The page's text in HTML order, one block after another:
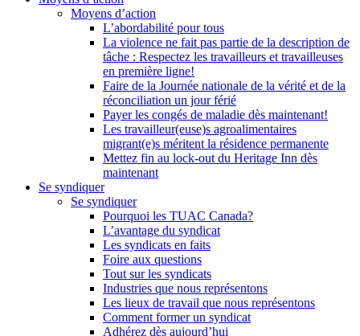
Moyens d’action
L’abordabilité pour tous
La violence ne fait pas partie de la description de
tâche : Respectez les travailleurs et travailleuses
en première ligne!
Faire de la Journée nationale de la vérité et de la
réconciliation un jour férié
Payer les congés de maladie dès maintenant!
Les travailleur(euse)s agroalimentaires
migrant(e)s méritent la résidence permanente
Mettez fin au lock-out du Heritage Inn dès
maintenant
Se syndiquer
Se syndiquer
Pourquoi les TUAC Canada?
L’avantage du syndicat
Les syndicats en faits
Foire aux questions
Tout sur les syndicats
Industries que nous représentons
Les lieux de travail que nous représentons
Comment former un syndicat
Adhérez dès aujourd’hui